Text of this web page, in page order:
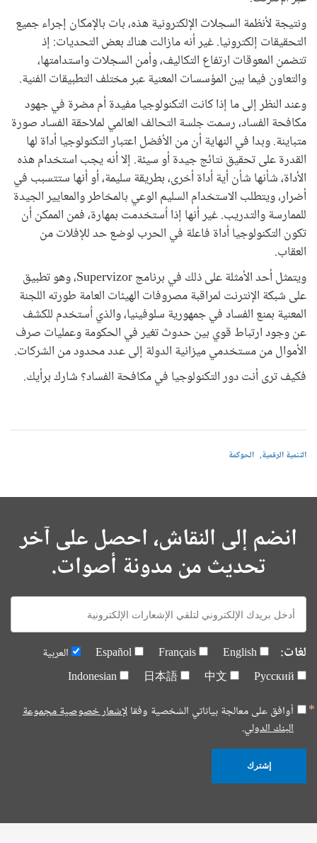
ونتيجة لأنظمة السجلات الإلكترونية هذه، بات بالإمكان إجراء جميع
التحقيقات إلكترونيا. غير أنه مازالت هناك بعض التحديات: إذ
تتضمن المعوقات ارتفاع التكاليف، وأمن السجلات واستدامتها،
والتعاون فيما بين المؤسسات المعنية عبر مختلف التطبيقات الفنية.
وعند النظر إلى ما إذا كانت التكنولوجيا مفيدة أم مضرة في جهود
مكافحة الفساد، رسمت جلسة التحالف العالمي لملاحقة الفساد صورة
متباينة. وبدا في النهاية أن من الأفضل اعتبار التكنولوجيا أداة لها
القدرة على تحقيق نتائج جيدة أو سيئة. إلا أنه يجب استخدام هذه
الأداة، شأنها شأن أية أداة أخرى، بطريقة سليمة، أو أنها ستتسبب في
أضرار، ويتطلب الاستخدام السليم الوعي بالمخاطر والمعايير الجيدة
للممارسة والتدريب. غير أنها إذا اُستخدمت بمهارة، فمن الممكن أن
تكون التكنولوجيا أداة فاعلة في الحرب لوضع حد للإفلات من
العقاب.
ويتمثل أحد الأمثلة على ذلك في برنامج Supervizor، وهو تطبيق
على شبكة الإنترنت لمراقبة مصروفات الهيئات العامة طورته اللجنة
المعنية بمنع الفساد في جمهورية سلوفينيا، والذي اُستخدم للكشف
عن وجود ارتباط قوي بين حدوث تغير في الحكومة وعمليات صرف
الأموال من مستخدمي ميزانية الدولة إلى عدد محدود من الشركات.
فكيف ترى أنت دور التكنولوجيا في مكافحة الفساد؟ شارك برأيك.
التنمية الرقمية الحوكمة
انضم إلى النقاش، احصل على آخر
تحديث من مدونة أصوات.
E-
mail:
لغات: English
Français
Español
العربية
Русский
中文
日本語
Indonesian
أوافق على معالجة بياناتي الشخصية وفقالإشعار خصوصية مجموعة
البنك الدولي.
إشترك